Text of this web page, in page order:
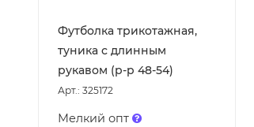
Футболка трикотажная,
туника с длинным
рукавом (р-р 48-54)
Арт.: 325172
Мелкий опт